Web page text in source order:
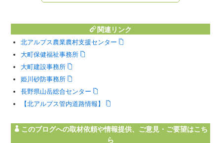
関連リンク
北アルプス農業農村支援センター
大町保健福祉事務所
大町建設事務所
姫川砂防事務所
長野県山岳総合センター
【北アルプス管内道路情報】
このブログへの取材依頼や情報提供、ご意見・ご要望はこち
ら